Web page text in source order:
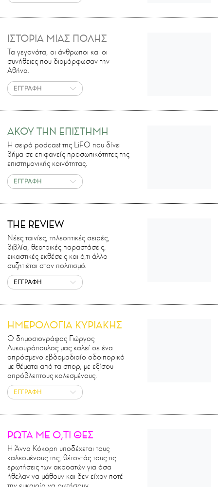
ΙΣΤΟΡΙΑ ΜΙΑΣ ΠΟΛΗΣ
Τα γεγονότα, οι άνθρωποι και οι
συνήθειες που διαμόρφωσαν την
Αθήνα.
ΕΓΓΡΑΦΗ
ΑΚΟΥ ΤΗΝ ΕΠΙΣΤΗΜΗ
H σειρά podcast της LiFO που δίνει
βήμα σε επιφανείς προσωπικότητες της
επιστημονικής κοινότητας.
ΕΓΓΡΑΦΗ
THE REVIEW
Νέες ταινίες, τηλεοπτικές σειρές,
βιβλία, θεατρικές παραστάσεις,
εικαστικές εκθέσεις και ό,τι άλλο
συζητιέται στον πολιτισμό.
ΕΓΓΡΑΦΗ
ΗΜΕΡΟΛΟΓΙΑ ΚΥΡΙΑΚΗΣ
Ο δημοσιογράφος Γιώργος
Λυκουρόπουλος μας καλεί σε ένα
απρόσμενο εβδομαδιαίο οδοιπορικό
με θέματα από τα σπορ, με εξίσου
απρόβλεπτους καλεσμένους.
ΕΓΓΡΑΦΗ
ΡΩΤΑ ΜΕ Ο,ΤΙ ΘΕΣ
Η Άννα Κόκορη υποδέχεται τους
καλεσμένους της, θέτοντάς τους τις
ερωτήσεις των ακροατών για όσα
ήθελαν να μάθουν και δεν είχαν ποτέ